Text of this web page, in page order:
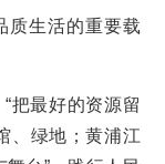
质生活的重要载
把最好的资源留
、绿地；黄浦江